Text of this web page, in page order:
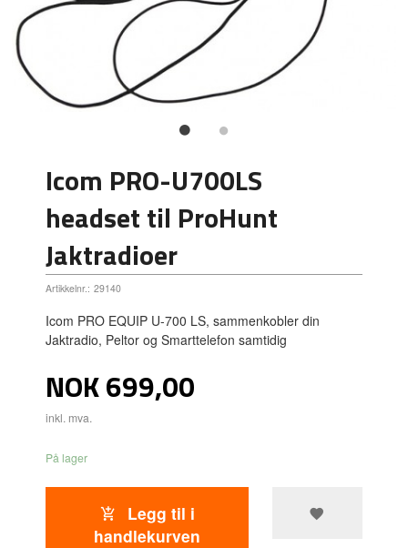
Icom PRO-U700LS
headset til ProHunt
Jaktradioer
Artikkelnr.: 29140
Icom PRO EQUIP U-700 LS, sammenkobler din
Jaktradio, Peltor og Smarttelefon samtidig
Pris
NOK699,00
inkl. mva.
På lager
Legg til i
handlekurven